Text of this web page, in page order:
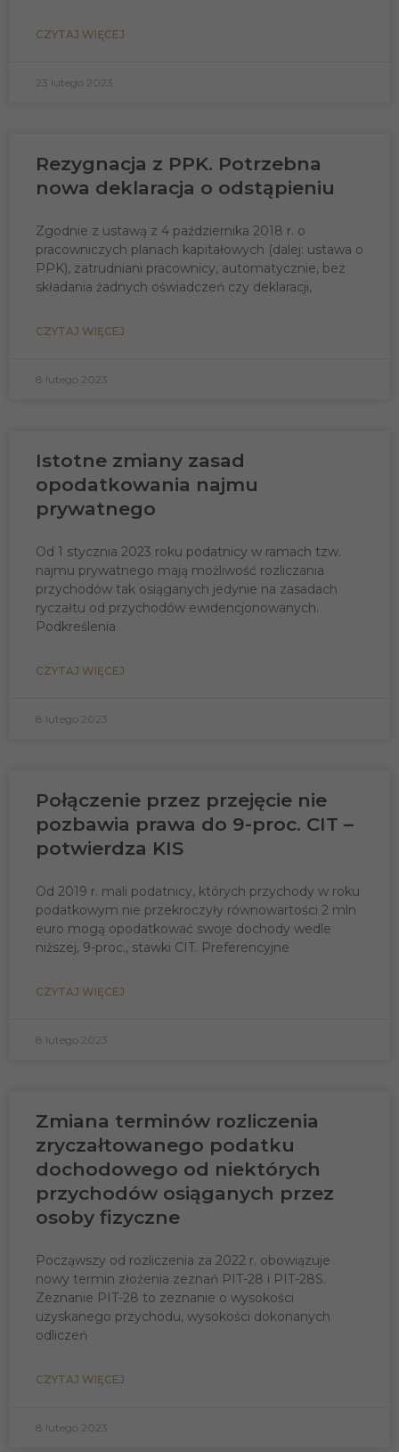
CZYTAJ WIĘCEJ
23 lutego 2023
Rezygnacja z PPK. Potrzebna
nowa deklaracja o odstąpieniu
Zgodnie z ustawą z 4 października 2018 r. o
pracowniczych planach kapitałowych (dalej: ustawa o
PPK), zatrudniani pracownicy, automatycznie, bez
składania żadnych oświadczeń czy deklaracji,
CZYTAJ WIĘCEJ
8 lutego 2023
Istotne zmiany zasad
opodatkowania najmu
prywatnego
Od 1 stycznia 2023 roku podatnicy w ramach tzw.
najmu prywatnego mają możliwość rozliczania
przychodów tak osiąganych jedynie na zasadach
ryczałtu od przychodów ewidencjonowanych.
Podkreślenia
CZYTAJ WIĘCEJ
8 lutego 2023
Połączenie przez przejęcie nie
pozbawia prawa do 9-proc. CIT –
potwierdza KIS
Od 2019 r. mali podatnicy, których przychody w roku
podatkowym nie przekroczyły równowartości 2 mln
euro mogą opodatkować swoje dochody wedle
niższej, 9-proc., stawki CIT. Preferencyjne
CZYTAJ WIĘCEJ
8 lutego 2023
Zmiana terminów rozliczenia
zryczałtowanego podatku
dochodowego od niektórych
przychodów osiąganych przez
osoby fizyczne
Począwszy od rozliczenia za 2022 r. obowiązuje
nowy termin złożenia zeznań PIT-28 i PIT-28S.
Zeznanie PIT-28 to zeznanie o wysokości
uzyskanego przychodu, wysokości dokonanych
odliczeń
CZYTAJ WIĘCEJ
8 lutego 2023
Konieczne
Te pliki cookie
nie są
opcjonalne. Są
funkcjonowania
strony
internetowej.
używana.
Doświadczenie
Aby nasza
najlepiej
podczas
twojego
przejścia na nią.
Jeśli odrzucisz